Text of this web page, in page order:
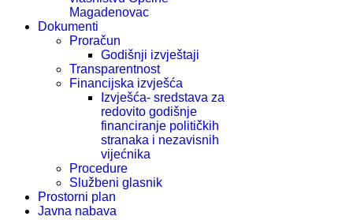
Magadenovac
Dokumenti
Proračun
Godišnji izvještaji
Transparentnost
Financijska izvješća
Izvješća- sredstava za
redovito godišnje
financiranje političkih
stranaka i nezavisnih
vijećnika
Procedure
Službeni glasnik
Prostorni plan
Javna nabava